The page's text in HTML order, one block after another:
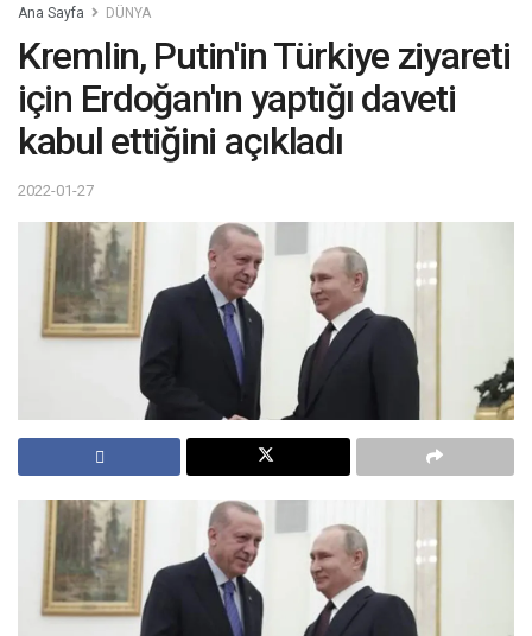
Ana Sayfa DÜNYA
Kremlin, Putin'in Türkiye ziyareti
için Erdoğan'ın yaptığı daveti
kabul ettiğini açıkladı
2022-01-27